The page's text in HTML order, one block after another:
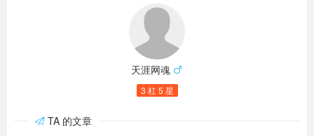
天涯网魂
3 杠 5 星
TA 的文章